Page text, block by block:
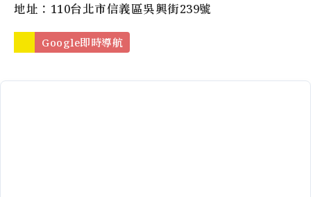
地址：110台北市信義區吳興街239號
Google即時導航